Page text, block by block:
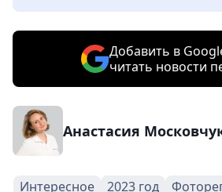
Добавить в
читать новости
Анастасия
Интересное 2023 год